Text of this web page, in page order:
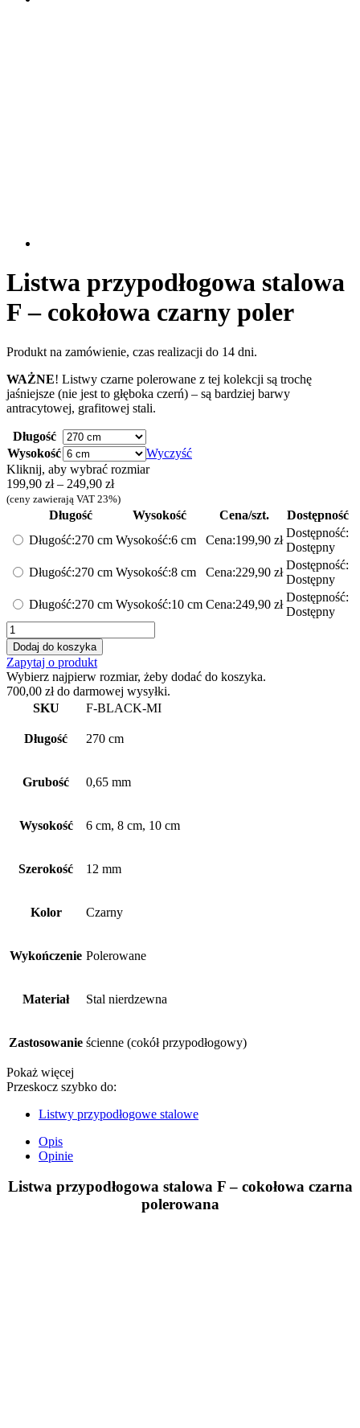
Listwa przypodłogowa stalowa
F – cokołowa czarny poler
Produkt na zamówienie, czas realizacji do 14 dni.
WAŻNE! Listwy czarne polerowane z tej kolekcji są trochę
jaśniejsze (nie jest to głęboka czerń) – są bardziej barwy
antracytowej, grafitowej stali.
Długość
Wysokość
Wyczyść
Kliknij, aby wybrać rozmiar
199,90 zł – 249,90 złZakres
cen:
199,90 zł
do
(ceny zawierają VAT 23%)
Długość Wysokość Cena/szt.
Dostępność
Długość:270 cm Wysokość:6 cm Cena:199,90 zł
Dostępność:
Dostępny
Długość:270 cm Wysokość:8 cm Cena:229,90 zł
Dostępność:
Dostępny
Długość:270 cm Wysokość:10 cm Cena:249,90 zł
Dostępność:
Dostępny
ilość
Listwa
przypodłogowa
stalowa
F
-
cokołowa
poler
Dodaj do koszyka
Zapytaj o produkt
Wybierz najpierw rozmiar, żeby dodać do koszyka.
700,00 złdo darmowej wysyłki.
SKU
F-BLACK-MI
Długość 270 cm
Grubość 0,65 mm
Wysokość 6 cm, 8 cm, 10 cm
Szerokość 12 mm
Kolor Czarny
Wykończenie Polerowane
Materiał Stal nierdzewna
Zastosowanie ścienne (cokół przypodłogowy)
Pokaż więcej
Przeskocz szybko do:
Listwy przypodłogowe stalowe
Opis
Opinie
Listwa przypodłogowa stalowa F – cokołowa czarna
polerowana